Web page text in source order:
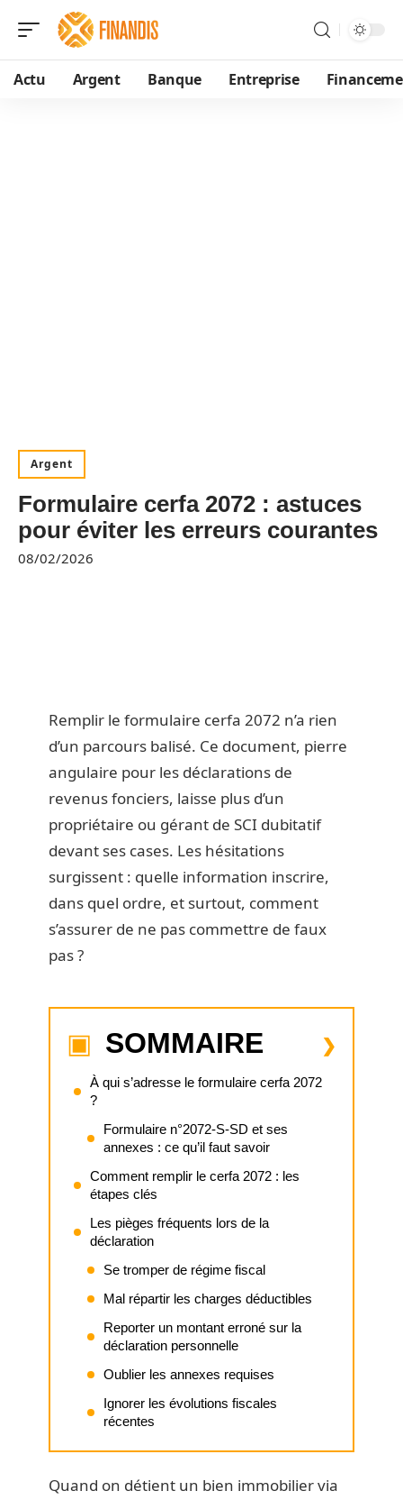
Actu Argent Banque Entreprise
Argent
Formulaire cerfa 2072 : astuces
pour éviter les erreurs courantes
08/02/2026
Remplir le formulaire cerfa 2072 n’a rien
d’un parcours balisé. Ce document, pierre
angulaire pour les déclarations de
revenus fonciers, laisse plus d’un
propriétaire ou gérant de SCI dubitatif
devant ses cases. Les hésitations
surgissent : quelle information inscrire,
dans quel ordre, et surtout, comment
s’assurer de ne pas commettre de faux
pas ?
SOMMAIRE
À qui s’adresse le formulaire cerfa 2072
?
Formulaire n°2072-S-SD et ses
annexes : ce qu’il faut savoir
Comment remplir le cerfa 2072 : les
étapes clés
Les pièges fréquents lors de la
déclaration
Se tromper de régime fiscal
Mal répartir les charges déductibles
Reporter un montant erroné sur la
déclaration personnelle
Oublier les annexes requises
Ignorer les évolutions fiscales
récentes
Quand on détient un bien immobilier via